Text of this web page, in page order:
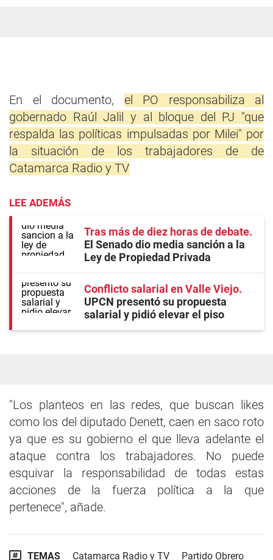
En el documento, el PO responsabiliza al
gobernado Raúl Jalil y al bloque del PJ "que
respalda las políticas impulsadas por Milei" por
la situación de los trabajadores de de
Catamarca Radio y TV
LEE ADEMÁS
Tras más de diez horas de debate
El Senado dio media sanción a la
Ley de Propiedad Privada
Conflicto salarial en Valle Viejo
UPCN presentó su propuesta
salarial y pidió elevar el piso
"Los planteos en las redes, que buscan likes
como los del diputado Denett, caen en saco roto
ya que es su gobierno el que lleva adelante el
ataque contra los trabajadores. No puede
esquivar la responsabilidad de todas estas
acciones de la fuerza política a la que
pertenece", añade.
TEMAS Catamarca Radio y TV Partido Obrero